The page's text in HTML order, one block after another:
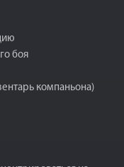
боя
компаньона)